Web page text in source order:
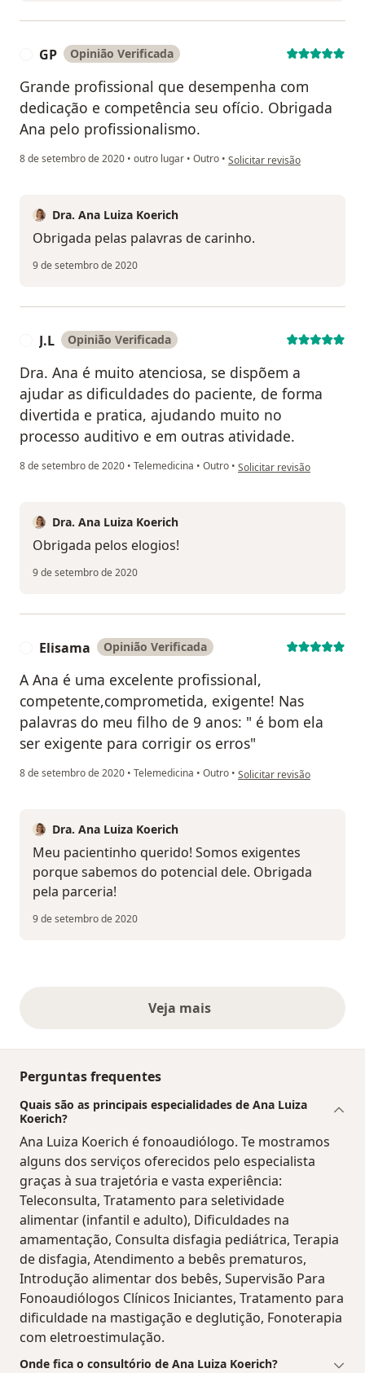
GP Opinião Verificada
Grande profissional que desempenha com
dedicação e competência seu ofício. Obrigada
Ana pelo profissionalismo.
8 de setembro de 2020 • outro lugar • Outro • na opinião do utilizador GP
Solicitar revisão
Dra. Ana Luiza Koerich
Obrigada pelas palavras de carinho.
9 de setembro de 2020
J.L Opinião Verificada
Dra. Ana é muito atenciosa, se dispõem a
ajudar as dificuldades do paciente, de forma
divertida e pratica, ajudando muito no
processo auditivo e em outras atividade.
8 de setembro de 2020 • Telemedicina • Outro • na opinião do utilizador J.L
Solicitar revisão
Dra. Ana Luiza Koerich
Obrigada pelos elogios!
9 de setembro de 2020
Elisama Opinião Verificada
A Ana é uma excelente profissional,
competente,comprometida, exigente! Nas
palavras do meu filho de 9 anos: " é bom ela
ser exigente para corrigir os erros"
8 de setembro de 2020 • Telemedicina • Outro • na opinião do utilizador
Solicitar revisão
Dra. Ana Luiza Koerich
Meu pacientinho querido! Somos exigentes
porque sabemos do potencial dele. Obrigada
pela parceria!
9 de setembro de 2020
Veja maisopiniões acima
Perguntas frequentes
Quais são as principais especialidades de Ana Luiza
Koerich?
Ana Luiza Koerich é fonoaudiólogo. Te mostramos
alguns dos serviços oferecidos pelo especialista
graças à sua trajetória e vasta experiência:
Teleconsulta, Tratamento para seletividade
alimentar (infantil e adulto), Dificuldades na
amamentação, Consulta disfagia pediátrica, Terapia
de disfagia, Atendimento a bebês prematuros,
Introdução alimentar dos bebês, Supervisão Para
Fonoaudiólogos Clínicos Iniciantes, Tratamento para
dificuldade na mastigação e deglutição, Fonoterapia
com eletroestimulação.
Onde fica o consultório de Ana Luiza Koerich?